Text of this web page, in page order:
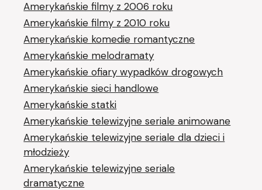
Amerykańskie filmy z 2006 roku
Amerykańskie filmy z 2010 roku
Amerykańskie komedie romantyczne
Amerykańskie melodramaty
Amerykańskie ofiary wypadków drogowych
Amerykańskie sieci handlowe
Amerykańskie statki
Amerykańskie telewizyjne seriale animowane
Amerykańskie telewizyjne seriale dla dzieci i
młodzieży
Amerykańskie telewizyjne seriale
dramatyczne